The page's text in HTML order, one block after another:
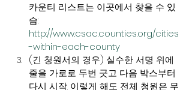
카운티 리스트는 이곳에서 찾을 수 있
슴:
http://www.csac.counties.org/cities
-within-each-county
(긴 청원서의 경우) 실수한 서명 위에
줄을 가로로 두번 긋고 다음 박스부터
다시 시작. 이렇게 해도 전체 청원은 무